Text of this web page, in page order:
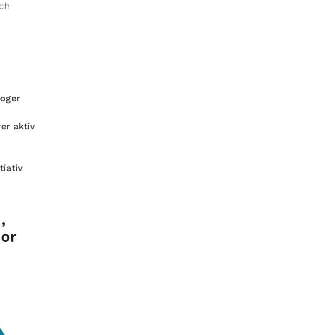
aktiv